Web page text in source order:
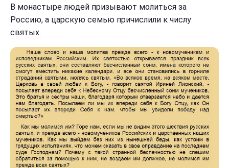
В монастыре людей призывают молиться за
Россию, а царскую семью причислили к числу
святых.